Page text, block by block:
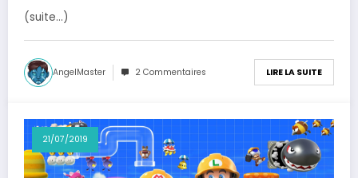
(suite…)
AngelMaster 2 Commentaires LIRE LA SUITE
21/07/2019